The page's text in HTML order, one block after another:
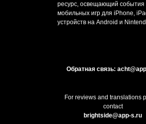
ресурс, освещающий события
мобильных игр для iPhone,
устройств на Android и
Обратная связь:
For reviews and translations
contact
brightside@app-s.ru